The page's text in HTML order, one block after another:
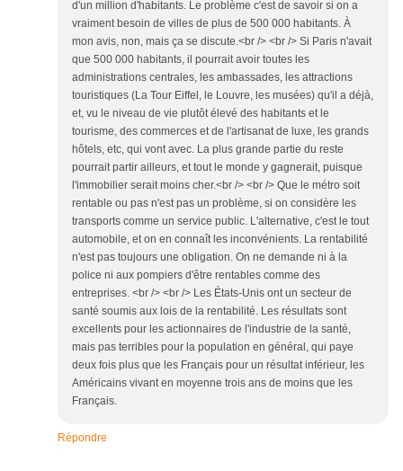
d'un million d'habitants. Le problème c'est de savoir si on a
vraiment besoin de villes de plus de 500 000 habitants. À
mon avis, non, mais ça se discute.<br /> <br /> Si Paris n'avait
que 500 000 habitants, il pourrait avoir toutes les
administrations centrales, les ambassades, les attractions
touristiques (La Tour Eiffel, le Louvre, les musées) qu'il a déjà,
et, vu le niveau de vie plutôt élevé des habitants et le
tourisme, des commerces et de l'artisanat de luxe, les grands
hôtels, etc, qui vont avec. La plus grande partie du reste
pourrait partir ailleurs, et tout le monde y gagnerait, puisque
l'immobilier serait moins cher.<br /> <br /> Que le métro soit
rentable ou pas n'est pas un problème, si on considère les
transports comme un service public. L'alternative, c'est le tout
automobile, et on en connaît les inconvénients. La rentabilité
n'est pas toujours une obligation. On ne demande ni à la
police ni aux pompiers d'être rentables comme des
entreprises. <br /> <br /> Les États-Unis ont un secteur de
santé soumis aux lois de la rentabilité. Les résultats sont
excellents pour les actionnaires de l'industrie de la santé,
mais pas terribles pour la population en général, qui paye
deux fois plus que les Français pour un résultat inférieur, les
Américains vivant en moyenne trois ans de moins que les
Français.
Répondre